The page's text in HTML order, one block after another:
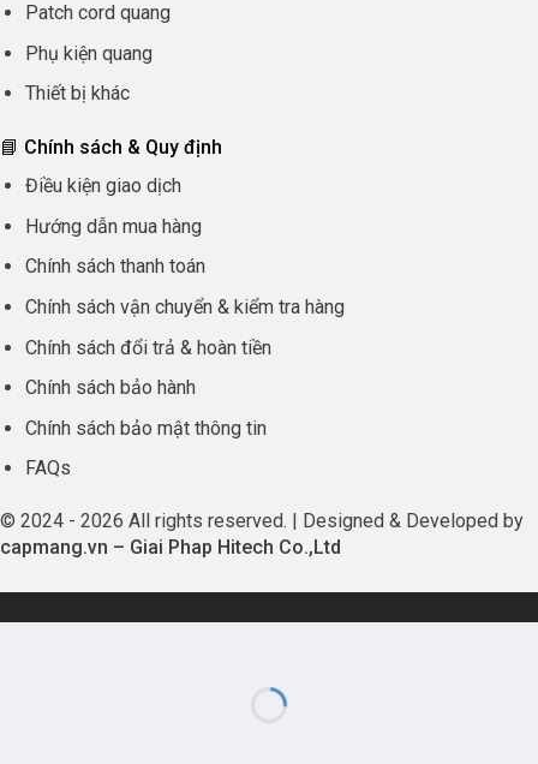
Patch cord quang
Phụ kiện quang
Thiết bị khác
📘 Chính sách & Quy định
Điều kiện giao dịch
Hướng dẫn mua hàng
Chính sách thanh toán
Chính sách vận chuyển & kiểm tra hàng
Chính sách đổi trả & hoàn tiền
Chính sách bảo hành
Chính sách bảo mật thông tin
FAQs
© 2024 - 2026 All rights reserved. | Designed & Developed by
capmang.vn – Giai Phap Hitech Co.,Ltd